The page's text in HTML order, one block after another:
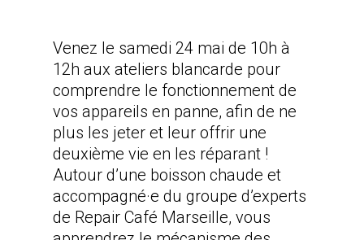
Venez le samedi 24 mai de 10h à
12h aux ateliers blancarde pour
comprendre le fonctionnement de
vos appareils en panne, afin de ne
plus les jeter et leur offrir une
deuxième vie en les réparant !
Autour d’une boisson chaude et
accompagné·e du groupe d’experts
de Repair Café Marseille, vous